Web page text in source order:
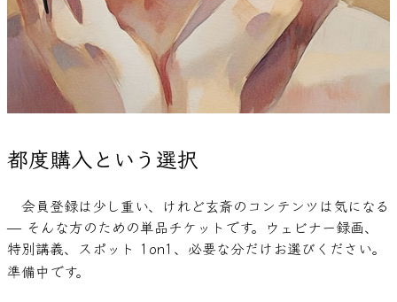
都度購入という選択
会員登録は少し重い、けれど玄斎のコンテンツは気になる
— そんな方のための単品チケットです。ウェビナー録画、
特別講義、スポット 1on1、必要な分だけお選びください。
準備中です。